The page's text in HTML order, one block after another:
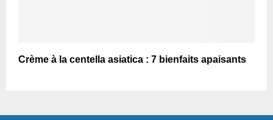
Crème à la centella asiatica : 7 bienfaits apaisants